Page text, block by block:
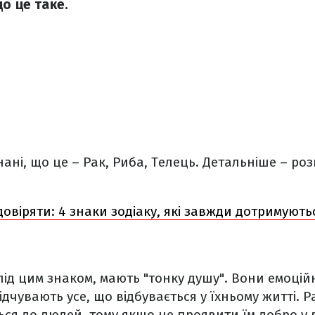
це таке.
що це – Рак, Риба, Телець. Детальніше –
4 знаки зодіаку, які завжди
цим знаком, мають "тонку душу". Вони
усе, що відбувається у їхньому житті.